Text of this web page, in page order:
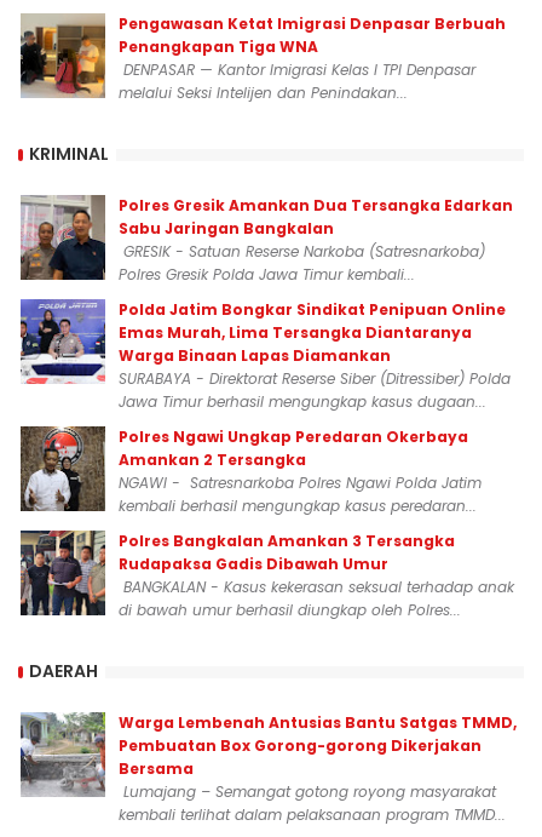
Pengawasan Ketat Imigrasi Denpasar Berbuah
Penangkapan Tiga WNA
DENPASAR — Kantor Imigrasi Kelas I TPI Denpasar
melalui Seksi Intelijen dan Penindakan...
KRIMINAL
Polres Gresik Amankan Dua Tersangka Edarkan
Sabu Jaringan Bangkalan
GRESIK - Satuan Reserse Narkoba (Satresnarkoba)
Polres Gresik Polda Jawa Timur kembali...
Polda Jatim Bongkar Sindikat Penipuan Online
Emas Murah, Lima Tersangka Diantaranya
Warga Binaan Lapas Diamankan
SURABAYA - Direktorat Reserse Siber (Ditressiber) Polda
Jawa Timur berhasil mengungkap kasus dugaan...
Polres Ngawi Ungkap Peredaran Okerbaya
Amankan 2 Tersangka
NGAWI - Satresnarkoba Polres Ngawi Polda Jatim
kembali berhasil mengungkap kasus peredaran...
Polres Bangkalan Amankan 3 Tersangka
Rudapaksa Gadis Dibawah Umur
BANGKALAN - Kasus kekerasan seksual terhadap anak
di bawah umur berhasil diungkap oleh Polres...
DAERAH
Warga Lembenah Antusias Bantu Satgas TMMD,
Pembuatan Box Gorong-gorong Dikerjakan
Bersama
Lumajang – Semangat gotong royong masyarakat
kembali terlihat dalam pelaksanaan program TMMD...